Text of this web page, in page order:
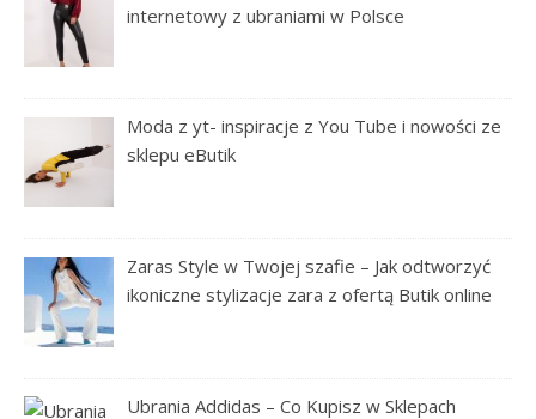
internetowy z ubraniami w Polsce
Moda z yt- inspiracje z You Tube i nowości ze
sklepu eButik
Zaras Style w Twojej szafie – Jak odtworzyć
ikoniczne stylizacje zara z ofertą Butik online
Ubrania Addidas – Co Kupisz w Sklepach